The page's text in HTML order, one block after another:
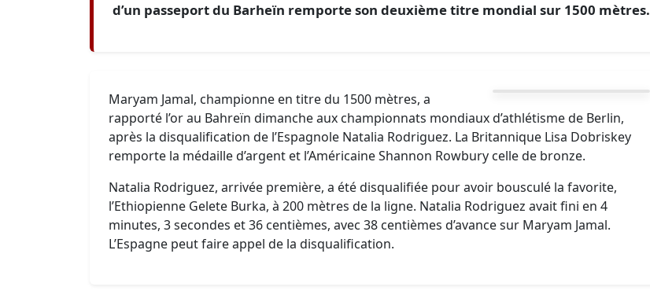
d’un passeport du Barheïn remporte son deuxième titre mondial sur 1500 mètres.
Maryam Jamal, championne en titre du 1500 mètres, a
rapporté l’or au Bahreïn dimanche aux championnats mondiaux d’athlétisme de Berlin,
après la disqualification de l’Espagnole Natalia Rodriguez. La Britannique Lisa Dobriskey
remporte la médaille d’argent et l’Américaine Shannon Rowbury celle de bronze.
Natalia Rodriguez, arrivée première, a été disqualifiée pour avoir bousculé la favorite,
l’Ethiopienne Gelete Burka, à 200 mètres de la ligne. Natalia Rodriguez avait fini en 4
minutes, 3 secondes et 36 centièmes, avec 38 centièmes d’avance sur Maryam Jamal.
L’Espagne peut faire appel de la disqualification.